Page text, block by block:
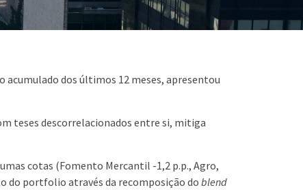
acumulado dos últimos 12 meses, apresentou
teses descorrelacionados entre si, mitiga
cotas (Fomento Mercantil -1,2 p.p., Agro,
do portfolio através da recomposição do blend